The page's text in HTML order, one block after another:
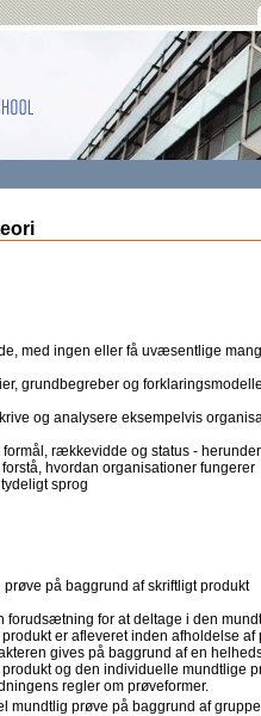
med ingen eller få uvæsentlige
grundbegreber og
og analysere eksempelvis
rækkevidde og status -
hvordan organisationer fungerer
sprog
prøve på baggrund af skriftligt produkt
forudsætning for at deltage i den
er afleveret inden afholdelse af
gives på baggrund af en
og den individuelle mundtlige
regler om prøveformer.
mundtlig prøve på baggrund af